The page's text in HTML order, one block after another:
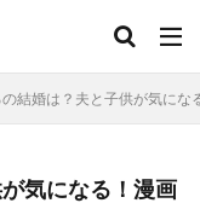
結婚は？夫と子供が気にな
気になる！漫画